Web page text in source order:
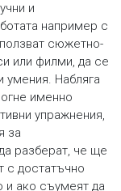
и
например с
сюжетно-
или филми, да се
умения. Набляга
именно
упражнения,
за
разберат, че ще
с достатъчно
и ако съумеят да